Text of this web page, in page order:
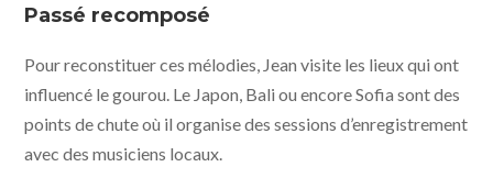
Distribution
Passé recomposé
Pour reconstituer ces mélodies, Jean visite les lieux qui ont
influencé le gourou. Le Japon, Bali ou encore Sofia sont des
points de chute où il organise des sessions d’enregistrement
avec des musiciens locaux.